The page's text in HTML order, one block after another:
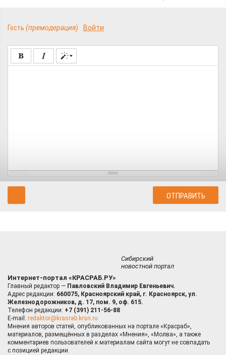
Гость (премодерация) Войти
Сибирский
новостной портал
Интернет-портал «КРАСРАБ.РУ»
Главный редактор — Павловский Владимир Евгеньевич.
Адрес редакции: 660075, Красноярский край, г. Красноярск, ул.
Железнодорожников, д. 17, пом. 9, оф. 615.
Телефон редакции: +7 (391) 211-56-88
E-mail: redaktor@krasrab.krsn.ru
Мнения авторов статей, опубликованных на портале «Красраб»,
материалов, размещённых в разделах «Мнения», «Молва», а также
комментариев пользователей к материалам сайта могут не совпадать
с позицией редакции.